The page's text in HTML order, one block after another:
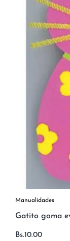
Manualidades
Gatito goma
Bs.10.00